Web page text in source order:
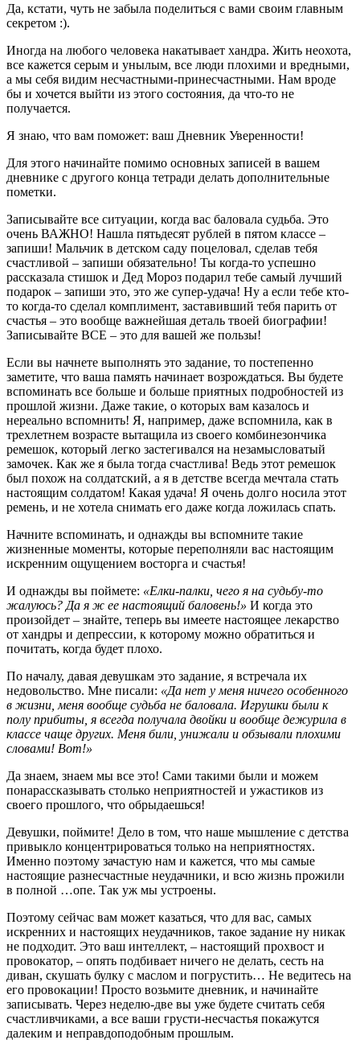
Да, кстати, чуть не забыла поделиться с вами своим главным
секретом :).
Иногда на любого человека накатывает хандра. Жить неохота,
все кажется серым и унылым, все люди плохими и вредными,
а мы себя видим несчастными-принесчастными. Нам вроде
бы и хочется выйти из этого состояния, да что-то не
получается.
Я знаю, что вам поможет: ваш Дневник Уверенности!
Для этого начинайте помимо основных записей в вашем
дневнике с другого конца тетради делать дополнительные
пометки.
Записывайте все ситуации, когда вас баловала судьба. Это
очень ВАЖНО! Нашла пятьдесят рублей в пятом классе –
запиши! Мальчик в детском саду поцеловал, сделав тебя
счастливой – запиши обязательно! Ты когда-то успешно
рассказала стишок и Дед Мороз подарил тебе самый лучший
подарок – запиши это, это же супер-удача! Ну а если тебе кто-
то когда-то сделал комплимент, заставивший тебя парить от
счастья – это вообще важнейшая деталь твоей биографии!
Записывайте ВСЕ – это для вашей же пользы!
Если вы начнете выполнять это задание, то постепенно
заметите, что ваша память начинает возрождаться. Вы будете
вспоминать все больше и больше приятных подробностей из
прошлой жизни. Даже такие, о которых вам казалось и
нереально вспомнить! Я, например, даже вспомнила, как в
трехлетнем возрасте вытащила из своего комбинезончика
ремешок, который легко застегивался на незамысловатый
замочек. Как же я была тогда счастлива! Ведь этот ремешок
был похож на солдатский, а я в детстве всегда мечтала стать
настоящим солдатом! Какая удача! Я очень долго носила этот
ремень, и не хотела снимать его даже когда ложилась спать.
Начните вспоминать, и однажды вы вспомните такие
жизненные моменты, которые переполняли вас настоящим
искренним ощущением восторга и счастья!
И однажды вы поймете: «Елки-палки, чего я на судьбу-то
жалуюсь? Да я ж ее настоящий баловень!» И когда это
произойдет – знайте, теперь вы имеете настоящее лекарство
от хандры и депрессии, к которому можно обратиться и
почитать, когда будет плохо.
По началу, давая девушкам это задание, я встречала их
недовольство. Мне писали: «Да нет у меня ничего особенного
в жизни, меня вообще судьба не баловала. Игрушки были к
полу прибиты, я всегда получала двойки и вообще дежурила в
классе чаще других. Меня били, унижали и обзывали плохими
словами! Вот!»
Да знаем, знаем мы все это! Сами такими были и можем
понарассказывать столько неприятностей и ужастиков из
своего прошлого, что обрыдаешься!
Девушки, поймите! Дело в том, что наше мышление с детства
привыкло концентрироваться только на неприятностях.
Именно поэтому зачастую нам и кажется, что мы самые
настоящие разнесчастные неудачники, и всю жизнь прожили
в полной …опе. Так уж мы устроены.
Поэтому сейчас вам может казаться, что для вас, самых
искренних и настоящих неудачников, такое задание ну никак
не подходит. Это ваш интеллект, – настоящий прохвост и
провокатор, – опять подбивает ничего не делать, сесть на
диван, скушать булку с маслом и погрустить… Не ведитесь на
его провокации! Просто возьмите дневник, и начинайте
записывать. Через неделю-две вы уже будете считать себя
счастливчиками, а все ваши грусти-несчастья покажутся
далеким и неправдоподобным прошлым.